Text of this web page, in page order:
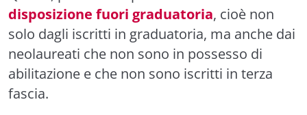
disposizione fuori graduatoria, cioè non
solo dagli iscritti in graduatoria, ma anche dai
neolaureati che non sono in possesso di
abilitazione e che non sono iscritti in terza
fascia.